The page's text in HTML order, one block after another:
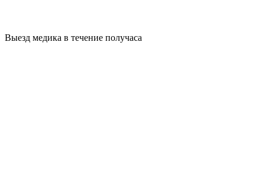
Выезд медика в течение получаса